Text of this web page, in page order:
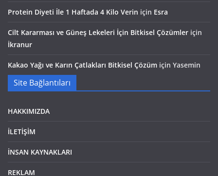
Protein Diyeti İle 1 Haftada 4 Kilo Verin için Esra
Cilt Kararması ve Güneş Lekeleri İçin Bitkisel Çözümler için
İkranur
Kakao Yağı ve Karın Çatlakları Bitkisel Çözüm için Yasemin
Site Bağlantıları
HAKKIMIZDA
İLETİŞİM
İNSAN KAYNAKLARI
REKLAM